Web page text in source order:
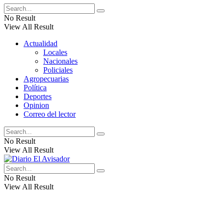
No Result
View All Result
Actualidad
Locales
Nacionales
Policiales
Agropecuarias
Política
Deportes
Opinion
Correo del lector
No Result
View All Result
No Result
View All Result